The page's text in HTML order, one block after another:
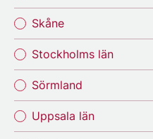
Skåne
Stockholms län
Sörmland
Uppsala län